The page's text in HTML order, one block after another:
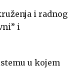
i radnog
i
u kojem